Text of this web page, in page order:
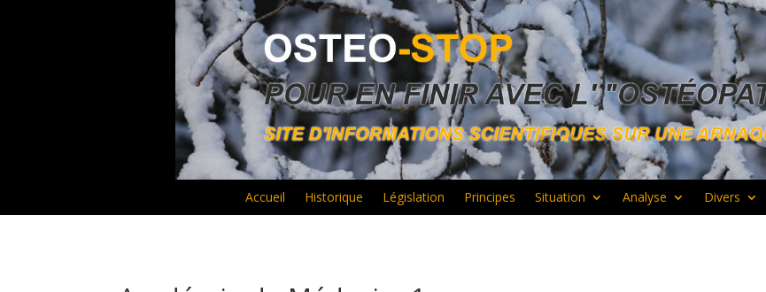
Accueil Historique Législation Principes Situation Analyse Divers